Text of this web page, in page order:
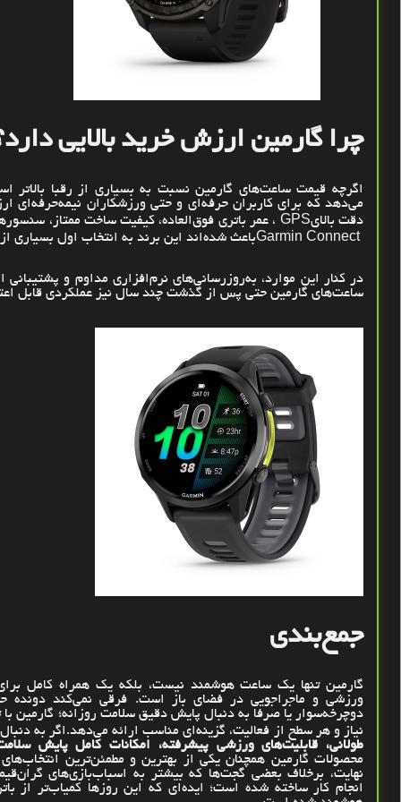
چرا گارمین ارزش خرید بالایی
اگرچه قیمت ساعت‌های گارمین نسبت به بسیاری از رقبا بالاتر
می‌دهد که برای کاربران حرفه‌ای و حتی ورزشکاران نیمه‌حرفه‌ای
دقت بالایGPS ، عمر باتری فوق‌العاده، کیفیت ساخت ممتاز،
Garmin Connectباعث شده‌اند این برند به انتخاب اول بسیاری
در کنار این موارد، به‌روزرسانی‌های نرم‌افزاری مداوم و
ساعت‌های گارمین حتی پس از گذشت چند سال نیز عملکردی قابل
جمع‌بندی
گارمین تنها یک ساعت هوشمند نیست، بلکه یک همراه کامل
ورزشی و ماجراجویی در فضای باز است. فرقی نمی‌کند دونده
دوچرخه‌سوار یا صرفاً به دنبال پایش دقیق سلامت روزانه؛ گارمین
نیاز و هر سطح از فعالیت، گزینه‌ای مناسب ارائه می‌دهد.اگر به
طولانی، قابلیت‌های ورزشی پیشرفته، امکانات کامل پایش
محصولات گارمین همچنان یکی از بهترین و مطمئن‌ترین
نهایت، برخلاف بعضی گجت‌ها که بیشتر به اسباب‌بازی‌های
انجام کار ساخته شده است؛ ایده‌ای که این روزها کمیاب‌تر از